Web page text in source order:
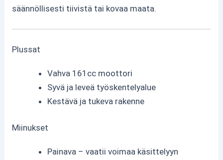
säännöllisesti tiivistä tai kovaa maata.
Plussat
Vahva 161cc moottori
Syvä ja leveä työskentelyalue
Kestävä ja tukeva rakenne
Miinukset
Painava – vaatii voimaa käsittelyyn